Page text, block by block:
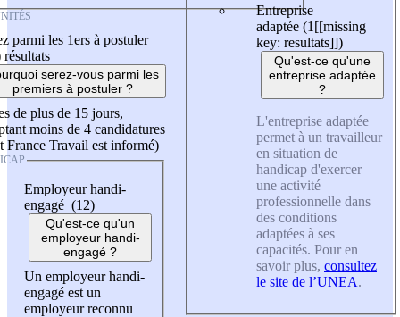
parmi les 1ers à postuler
résultats
serez-vous parmi les
premiers à postuler ?
de plus de 15 jours,
moins de 4 candidatures
France Travail est informé)
Employeur handi-
engagé (12)
Qu'est-ce qu'un
employeur handi-
engagé ?
Un employeur handi-
engagé est un
employeur reconnu
Entreprise
adaptée (1 [[missing
key: resultats]])
Qu'est-ce qu'une
entreprise adaptée
?
L'entreprise adaptée
permet à un travailleur
en situation de
handicap d'exercer
une activité
professionnelle dans
des conditions
adaptées à ses
capacités. Pour en
savoir plus, consultez
le site de l’UNEA.